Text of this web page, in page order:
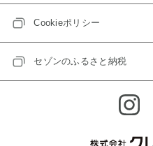
Cookieポリシー
セゾンのふるさと納税